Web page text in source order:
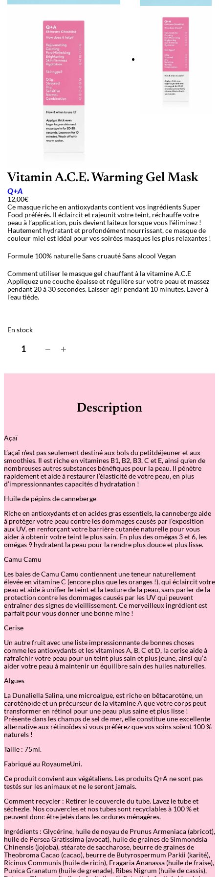
Vitamin A.C.E. Warming Gel Mask
Q+A
12,00€
Ce masque riche en antioxydants contient vos ingrédients Super
Food préférés. Il éclaircit et rajeunit votre teint, réchauffe votre
peau à l’application, puis devient laiteux lorsque vous l’éliminez !
Hautement hydratant et profondément nourrissant, ce masque de
couleur miel est idéal pour vos soirées masques les plus relaxantes !
Formule 100% naturelleSans cruautéSans alcool Vegan
Comment utiliser le masque gel chauffant à la vitamine A.C.E
Appliquez une couche épaisse et régulière sur votre peau et massez
pendant 20 à 30 secondes. Laisser agir pendant 10 minutes. Laver à
l’eau tiède.
En stock
t
t
m
i
n
A
.
.
E
.
W
a
r
m
i
n
g
G
e
l
M
a
k
− +
Description
Açaï
L’açaï n’est pas seulement destiné aux bols du petitdéjeuner et aux
smoothies. Il est riche en vitamines B1, B2, B3, C et E, ainsi qu’en de
nombreuses autres substances bénéfiques pour la peau. Il pénètre
rapidement et aide à restaurer l’élasticité de votre peau, en plus
d’impressionnantes capacités d’hydratation !
Huile de pépins de canneberge
Riche en antioxydants et en acides gras essentiels, la canneberge aide
à protéger votre peau contre les dommages causés par l’exposition
aux UV, en renforçant votre barrière cutanée naturelle pour vous
aider à obtenir votre teint le plus sain. En plus des omégas 3 et 6, les
omégas 9 hydratent la peau pour la rendre plus douce et plus lisse.
Camu Camu
Les baies de Camu Camu contiennent une teneur naturellement
élevée en vitamine C (encore plus que les oranges !), qui éclaircit votre
peau et aide à unifier le teint et la texture de la peau, sans parler de la
protection contre les dommages causés par les UV qui peuvent
entraîner des signes de vieillissement. Ce merveilleux ingrédient est
parfait pour vous donner une bonne mine !
Cerise
Un autre fruit avec une liste impressionnante de bonnes choses
comme les antioxydants et les vitamines A, B, C et D, la cerise aide à
rafraîchir votre peau pour un teint plus sain et plus jeune, ainsi qu’à
aider votre peau à maintenir un équilibre sain des huiles naturelles.
Algues
La Dunaliella Salina, une microalgue, est riche en bêtacarotène, un
caroténoïde et un précurseur de la vitamine A que votre corps peut
transformer en rétinol pour une peau plus saine et plus lisse !
Présente dans les champs de sel de mer, elle constitue une excellente
alternative aux rétinoïdes si vous préférez que vos soins soient 100 %
naturels !
Taille : 75ml.
Fabriqué au RoyaumeUni.
Ce produit convient aux végétaliens. Les produits Q+A ne sont pas
testés sur les animaux et ne le seront jamais.
Comment recycler : Retirer le couvercle du tube. Lavez le tube et
séchezle. Nos couvercles et nos tubes sont recyclables à 100 % et
peuvent donc être jetés dans les ordures ménagères.
Ingrédients : Glycérine, huile de noyau de Prunus Armeniaca (abricot),
huile de Persea Gratissima (avocat), huile de graines de Simmondsia
Chinensis (jojoba), stéarate de saccharose, beurre de graines de
Theobroma Cacao (cacao), beurre de Butyrospermum Parkii (karité),
Ricinus Communis (huile de ricin), Fragaria Ananassa (huile de fraise),
Punica Granatum (huile de grenade), Ribes Nigrum (huile de cassis),